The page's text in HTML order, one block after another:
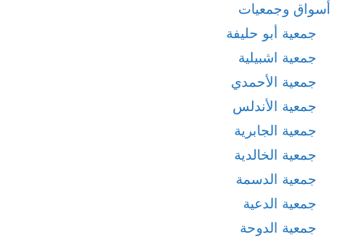
أسواق وجمعيات
جمعية أبو حليفة
جمعية اشبيلية
جمعية الأحمدي
جمعية الأندلس
جمعية الجابرية
جمعية الخالدية
جمعية الدسمة
جمعية الدعية
جمعية الدوحة